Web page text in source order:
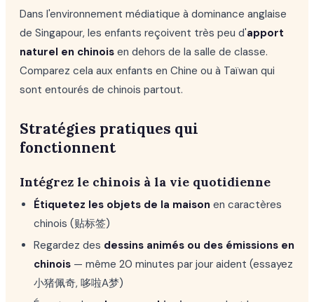
Dans l'environnement médiatique à dominance anglaise
de Singapour, les enfants reçoivent très peu d'apport
naturel en chinois en dehors de la salle de classe.
Comparez cela aux enfants en Chine ou à Taïwan qui
sont entourés de chinois partout.
Stratégies pratiques qui
fonctionnent
Intégrez le chinois à la vie quotidienne
Étiquetez les objets de la maison en caractères
chinois (贴标签)
Regardez des dessins animés ou des émissions en
chinois — même 20 minutes par jour aident (essayez
小猪佩奇, 哆啦A梦)